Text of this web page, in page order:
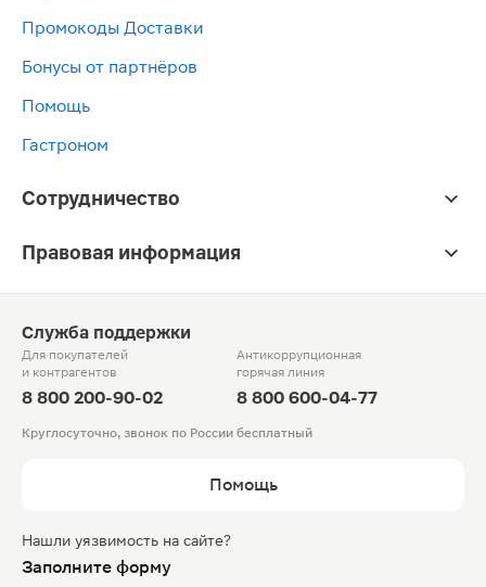
Промокоды Доставки
Бонусы от партнёров
Помощь
Гастроном
Сотрудничество
Правовая информация
Служба поддержки
Для покупателей
и контрагентов
8 800 200-90-02
Антикоррупционная
горячая линия
8 800 600-04-77
Круглосуточно, звонок по России бесплатный
Помощь
Нашли уязвимость на сайте?
Заполните форму